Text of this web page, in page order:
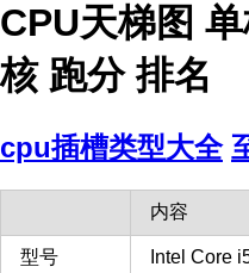
CPU天梯图
核 跑分 排名
cpu插槽类型大全
内容
型号 Intel Core